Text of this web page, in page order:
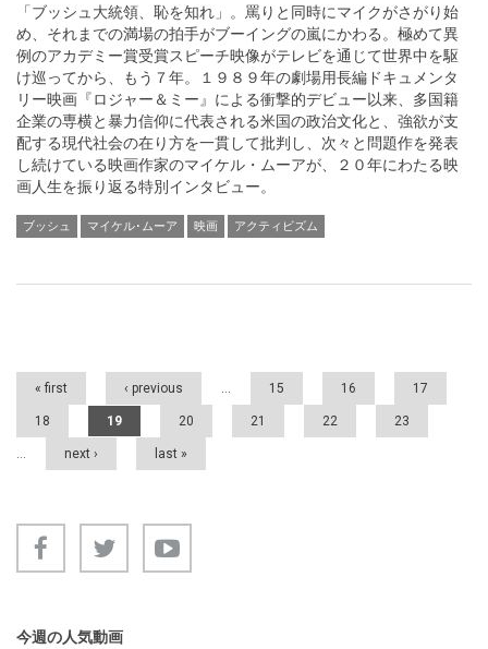
「ブッシュ大統領、恥を知れ」。罵りと同時にマイクがさがり始
め、それまでの満場の拍手がブーイングの嵐にかわる。極めて異
例のアカデミー賞受賞スピーチ映像がテレビを通じて世界中を駆
け巡ってから、もう７年。１９８９年の劇場用長編ドキュメンタ
リー映画『ロジャー＆ミー』による衝撃的デビュー以来、多国籍
企業の専横と暴力信仰に代表される米国の政治文化と、強欲が支
配する現代社会の在り方を一貫して批判し、次々と問題作を発表
し続けている映画作家のマイケル・ムーアが、２０年にわたる映
画人生を振り返る特別インタビュー。
ブッシュ マイケル･ムーア 映画 アクティビズム
Pages
« first ‹ previous … 15 16 17
18 19 20 21 22 23
… next › last »
今週の人気動画